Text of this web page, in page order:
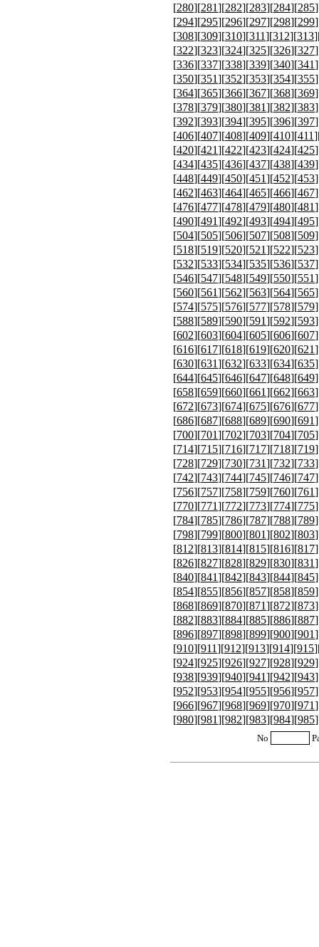
[280][281][282][283][284][285
[294][295][296][297][298][299
[308][309][310][311][312][313
[322][323][324][325][326][327
[336][337][338][339][340][341
[350][351][352][353][354][355
[364][365][366][367][368][369
[378][379][380][381][382][383
[392][393][394][395][396][397
[406][407][408][409][410][411
[420][421][422][423][424][425
[434][435][436][437][438][439
[448][449][450][451][452][453
[462][463][464][465][466][467
[476][477][478][479][480][481
[490][491][492][493][494][495
[504][505][506][507][508][509
[518][519][520][521][522][523
[532][533][534][535][536][537
[546][547][548][549][550][551
[560][561][562][563][564][565
[574][575][576][577][578][579
[588][589][590][591][592][593
[602][603][604][605][606][607
[616][617][618][619][620][621
[630][631][632][633][634][635
[644][645][646][647][648][649
[658][659][660][661][662][663
[672][673][674][675][676][677
[686][687][688][689][690][691
[700][701][702][703][704][705
[714][715][716][717][718][719
[728][729][730][731][732][733
[742][743][744][745][746][747
[756][757][758][759][760][761
[770][771][772][773][774][775
[784][785][786][787][788][789
[798][799][800][801][802][803
[812][813][814][815][816][817
[826][827][828][829][830][831
[840][841][842][843][844][845
[854][855][856][857][858][859
[868][869][870][871][872][873
[882][883][884][885][886][887
[896][897][898][899][900][901
[910][911][912][913][914][915
[924][925][926][927][928][929
[938][939][940][941][942][943
[952][953][954][955][956][957
[966][967][968][969][970][971
[980][981][982][983][984][985
No